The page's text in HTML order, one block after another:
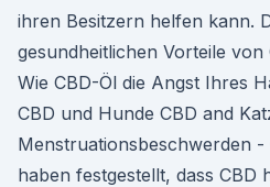
ihren Besitzern helfen kann.
gesundheitlichen Vorteile
Wie CBD-Öl die Angst Ihres
CBD und Hunde CBD and
Menstruationsbeschwerden -
haben festgestellt, dass CBD